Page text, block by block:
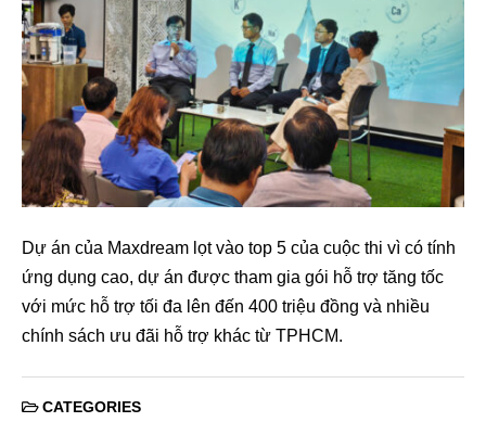
Dự án của Maxdream lọt vào top 5 của cuộc thi vì có tính
ứng dụng cao, dự án được tham gia gói hỗ trợ tăng tốc
với mức hỗ trợ tối đa lên đến 400 triệu đồng và nhiều
chính sách ưu đãi hỗ trợ khác từ TPHCM.
CATEGORIES